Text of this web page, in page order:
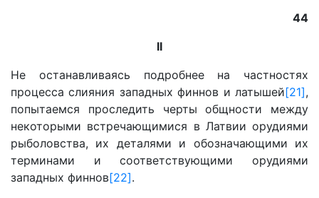
44
II
Не останавливаясь подробнее на частностях
процесса слияния западных финнов и латышей[21],
попытаемся проследить черты общности между
некоторыми встречающимися в Латвии орудиями
рыболовства, их деталями и обозначающими их
терминами и соответствующими орудиями
западных финнов[22].